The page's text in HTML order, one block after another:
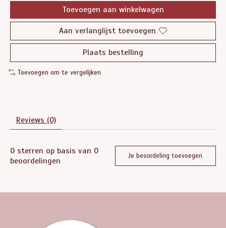
Toevoegen aan winkelwagen
Aan verlanglijst toevoegen
Plaats bestelling
Toevoegen om te vergelijken
Reviews (0)
0 sterren op basis van 0
beoordelingen
Je beoordeling toevoegen